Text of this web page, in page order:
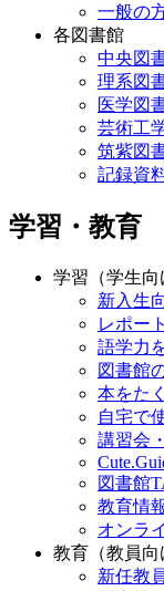
一般の
各図書館
中央図
理系図
医学図
芸術工
筑紫図
記録資
学習・教育
学習（学生向
新入生
レポー
語学力
図書館
本をた
自宅で
講習会
図書館
教育情
オンラ
教育（教員向
新任教